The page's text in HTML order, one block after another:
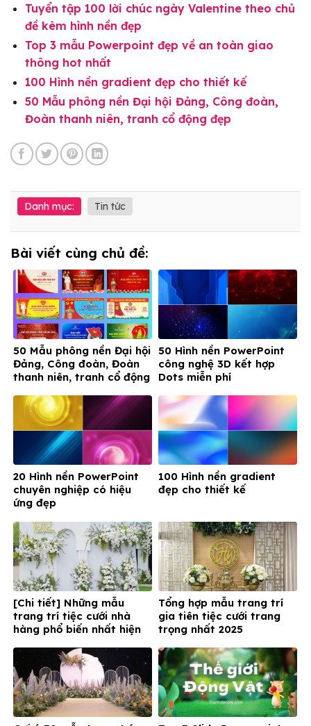
Tuyển tập 100 lời chúc ngày Valentine theo chủ
đề kèm hình nền đẹp
Top 3 mẫu Powerpoint đẹp về an toàn giao
thông hot nhất
100 Hình nền gradient đẹp cho thiết kế
50 Mẫu phông nền Đại hội Đảng, Công đoàn,
Đoàn thanh niên, tranh cổ động đẹp
Danh mục: Tin tức
Bài viết cùng chủ đề:
50 Mẫu phông nền Đại hội
Đảng, Công đoàn, Đoàn
thanh niên, tranh cổ động
50 Hình nền PowerPoint
công nghệ 3D kết hợp
Dots miễn phí
20 Hình nền PowerPoint
chuyên nghiệp có hiệu
ứng đẹp
100 Hình nền gradient
đẹp cho thiết kế
[Chi tiết] Những mẫu
trang trí tiệc cưới nhà
hàng phổ biến nhất hiện
Tổng hợp mẫu trang trí
gia tiên tiệc cưới trang
trọng nhất 2025